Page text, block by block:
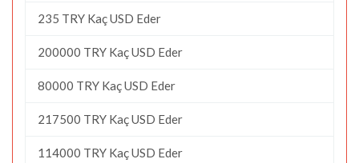
235 TRY Kaç USD Eder
200000 TRY Kaç USD Eder
80000 TRY Kaç USD Eder
217500 TRY Kaç USD Eder
114000 TRY Kaç USD Eder